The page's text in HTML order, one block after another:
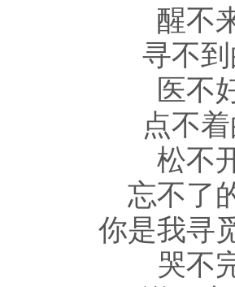
醒不
寻不
医不
点不
松不
忘不了
你是我寻
哭不